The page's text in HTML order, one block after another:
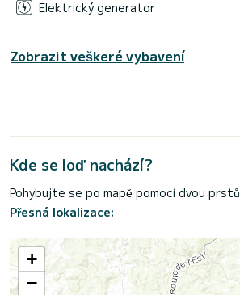
Elektrický generator
Zobrazit veškeré vybavení
Kde se loď nachází?
Pohybujte se po mapě pomocí dvou prstů
Přesná lokalizace:
+
−